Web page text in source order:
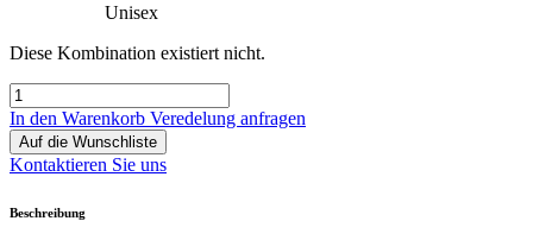
Unisex
Diese Kombination existiert nicht.
In den Warenkorb Veredelung anfragen
Auf die Wunschliste
Kontaktieren Sie uns
Beschreibung